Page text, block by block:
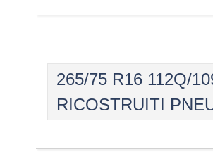
265/75 R16 112Q/
RICOSTRUITI